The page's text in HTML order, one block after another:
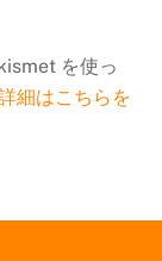
を使っ
細はこちらを